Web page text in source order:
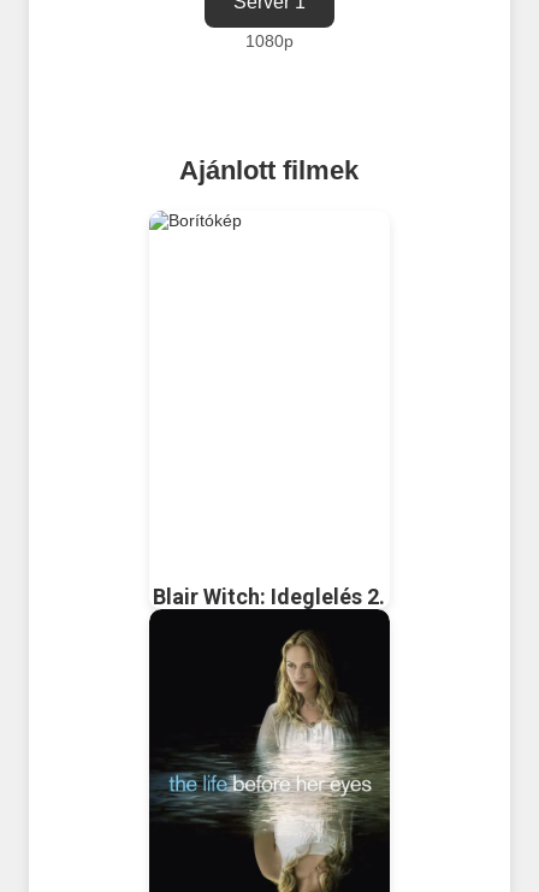
1080p
Ajánlott filmek
Blair Witch: Ideglelés 2.